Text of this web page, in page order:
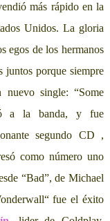
más rápido en la
Unidos. La gloria
egos de los hermanos
juntos porque siempre
nuevo single: “Some
a la banda, y fue
segundo CD ,
como número uno
“Bad”, de Michael
fue el éxito